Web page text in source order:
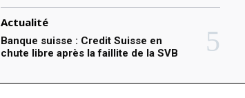
Actualité
Banque suisse : Credit Suisse en
chute libre après la faillite de la SVB